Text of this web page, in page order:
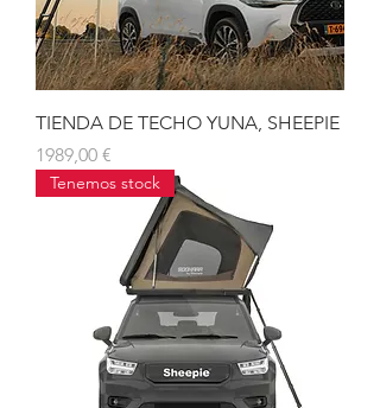
TIENDA DE TECHO YUNA, SHEEPIE
Precio
1989,00 €
Tenemos stock